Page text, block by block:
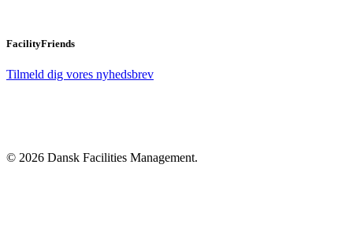
FacilityFriends
Tilmeld dig vores nyhedsbrev
© 2026 Dansk Facilities Management.